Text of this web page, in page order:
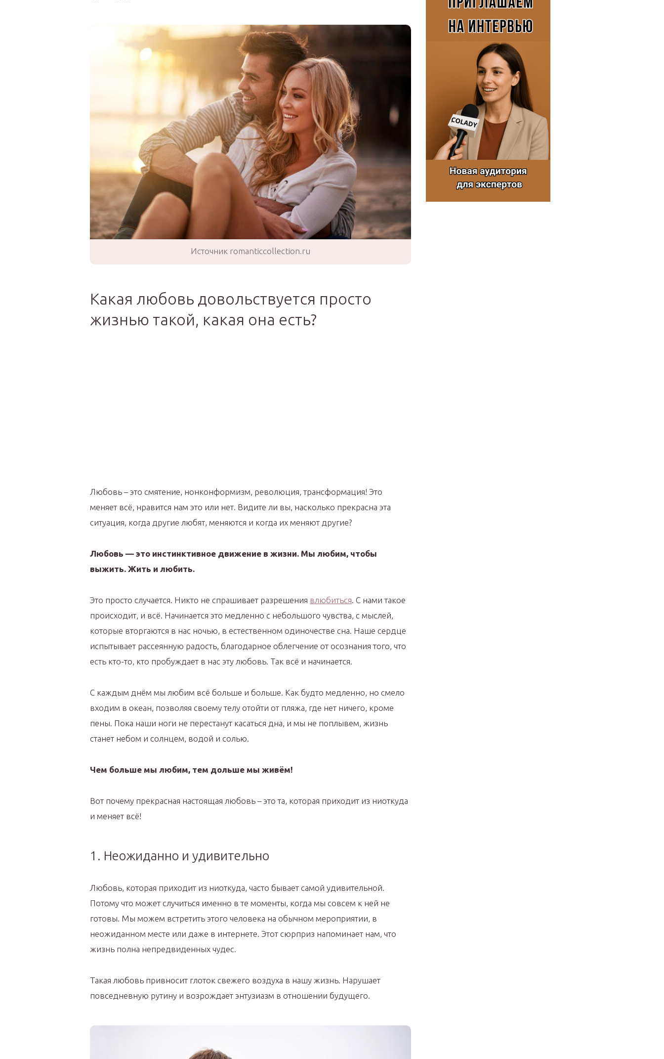
Источник romanticcollection.ru
Какая любовь довольствуется просто
жизнью такой, какая она есть?
Любовь – это смятение, нонконформизм, революция, трансформация! Это
меняет всё, нравится нам это или нет. Видите ли вы, насколько прекрасна эта
ситуация, когда другие любят, меняются и когда их меняют другие?
Любовь — это инстинктивное движение в жизни. Мы любим, чтобы
выжить. Жить и любить.
Это просто случается. Никто не спрашивает разрешения влюбиться. С нами такое
происходит, и всё. Начинается это медленно с небольшого чувства, с мыслей,
которые вторгаются в нас ночью, в естественном одиночестве сна. Наше сердце
испытывает рассеянную радость, благодарное облегчение от осознания того, что
есть кто-то, кто пробуждает в нас эту любовь. Так всё и начинается.
С каждым днём мы любим всё больше и больше. Как будто медленно, но смело
входим в океан, позволяя своему телу отойти от пляжа, где нет ничего, кроме
пены. Пока наши ноги не перестанут касаться дна, и мы не поплывем, жизнь
станет небом и солнцем, водой и солью.
Чем больше мы любим, тем дольше мы живём!
Вот почему прекрасная настоящая любовь – это та, которая приходит из ниоткуда
и меняет всё!
1. Неожиданно и удивительно
Любовь, которая приходит из ниоткуда, часто бывает самой удивительной.
Потому что может случиться именно в те моменты, когда мы совсем к ней не
готовы. Мы можем встретить этого человека на обычном мероприятии, в
неожиданном месте или даже в интернете. Этот сюрприз напоминает нам, что
жизнь полна непредвиденных чудес.
Такая любовь привносит глоток свежего воздуха в нашу жизнь. Нарушает
повседневную рутину и возрождает энтузиазм в отношении будущего.